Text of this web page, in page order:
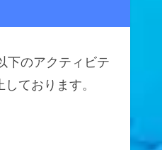
下のアクティビテ
ております。